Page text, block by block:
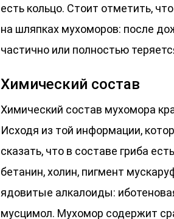
есть кольцо. Стоит отметить,
на шляпках мухоморов: после
частично или полностью
Химический состав
Химический состав мухомора
Исходя из той информации,
сказать, что в составе гриба
бетанин, холин, пигмент
ядовитые алкалоиды:
мусцимол. Мухомор содержит